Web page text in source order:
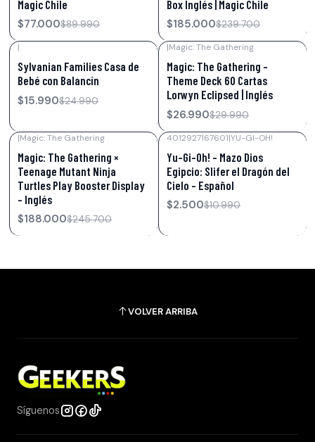
Magic Chile
$77.000$89.990
Box Inglés | Magic Chile
$185.000$239.700
|
Sylvanian Families Casa de
Bebé con Balancín
$15.990$24.990
|Magic: The Gathering
Magic: The Gathering –
Theme Deck 60 Cartas
Lorwyn Eclipsed | Inglés
$26.990$29.990
|Magic: The Gathering
Magic: The Gathering ×
Teenage Mutant Ninja
Turtles Play Booster Display
– Inglés
$188.000$245.700
4012927167601|YU-GI-OH!
Yu-Gi-Oh! – Mazo Dios
Egipcio: Slifer el Dragón del
Cielo – Español
$2.500$10.990
VOLVER ARRIBA
Síguenos